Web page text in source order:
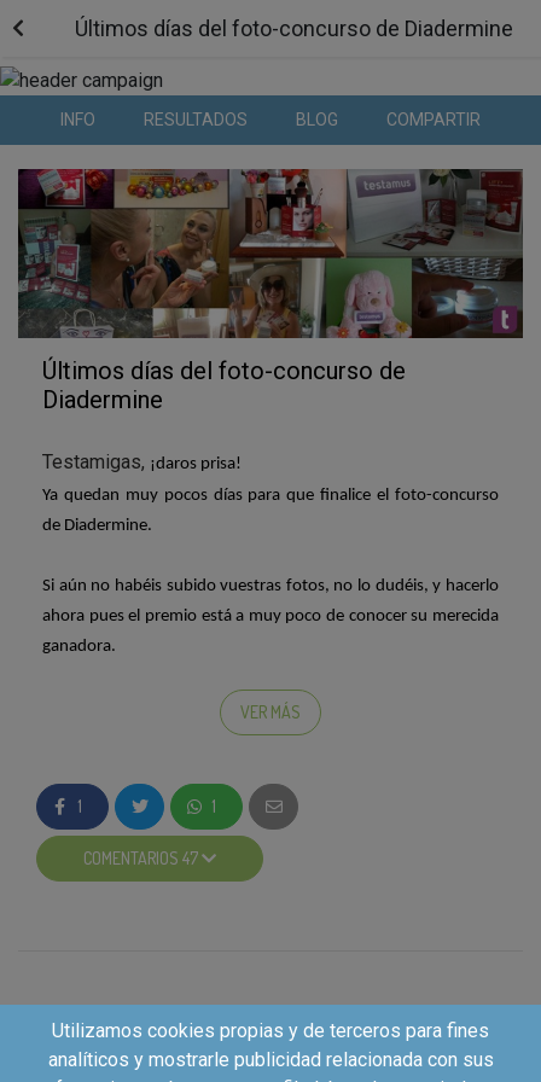
Últimos días del foto-concurso de Diadermine
INFO RESULTADOS BLOG COMPARTIR
Últimos días del foto-concurso de
Diadermine
Testamigas, ¡daros prisa!
Ya quedan muy pocos días para que finalice el foto-concurso
de Diadermine.
Si aún no habéis subido vuestras fotos, no lo dudéis, y hacerlo
ahora pues el premio está a muy poco de conocer su merecida
ganadora.
Todas y cada una de las fotos que vemos nos están
encantando, ¡son de lo más originales y divertidas!
¿Cuántos votos tienen ya vuestras fotos?
A parte de la vuestra, ¿cuál creéis que debería ganar el
concurso?
VER MÁS
1 1
COMENTARIOS 47
Utilizamos cookies propias y de terceros para fines
analíticos y mostrarle publicidad relacionada con sus